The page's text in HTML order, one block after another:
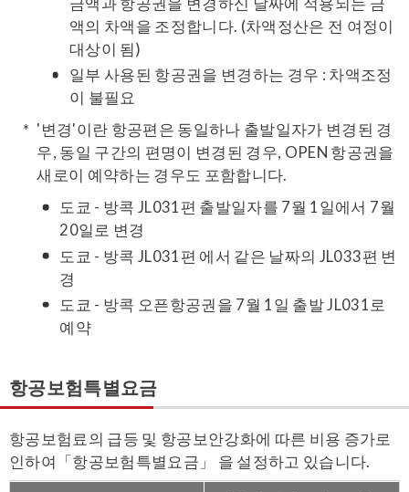
액의 차액을 조정합니다. (차액정산은 전 여정이
대상이 됨)
일부 사용된 항공권을 변경하는 경우 : 차액조정
이 불필요
'변경'이란 항공편은 동일하나 출발일자가 변경된 경
우, 동일 구간의 편명이 변경된 경우, OPEN 항공권을
새로이 예약하는 경우도 포함합니다.
도쿄 - 방콕 JL031편 출발일자를 7월 1일에서 7월
20일로 변경
도쿄 - 방콕 JL031편 에서 같은 날짜의 JL033편 변
경
도쿄 - 방콕 오픈항공권을 7월 1일 출발 JL031로
예약
항공보험특별요금
항공보험료의 급등 및 항공보안강화에 따른 비용 증가로
인하여「항공보험특별요금」 을 설정하고 있습니다.